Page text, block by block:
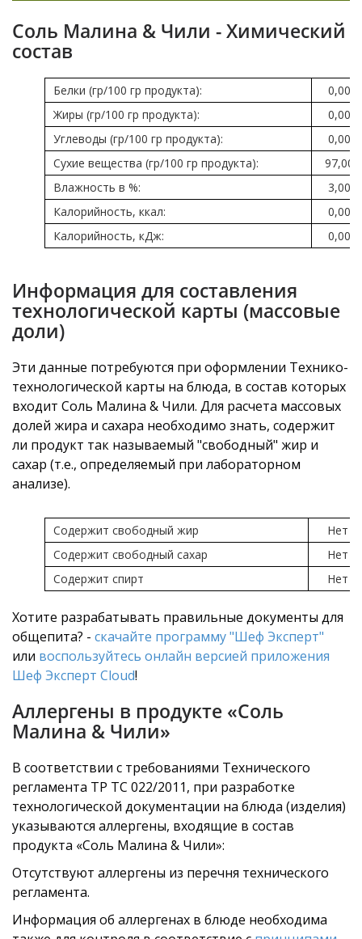
Соль Малина & Чили - Химический
состав
Белки (гр/100 гр продукта):
0,00
Жиры (гр/100 гр продукта):
0,00
Углеводы (гр/100 гр продукта):
0,00
Сухие вещества (гр/100 гр продукта):
97,00
Влажность в %:
3,00
Калорийность, ккал:
0,00
Калорийность, кДж:
0,00
Информация для составления
технологической карты (массовые
доли)
Эти данные потребуются при оформлении Технико-
технологической карты на блюда, в состав которых
входит Соль Малина & Чили. Для расчета массовых
долей жира и сахара необходимо знать, содержит
ли продукт так называемый "свободный" жир и
сахар (т.е., определяемый при лабораторном
анализе).
Содержит свободный жир
Нет
Содержит свободный сахар
Нет
Содержит спирт
Нет
Хотите разрабатывать правильные документы для
общепита? - скачайте программу "Шеф Эксперт"
или воспользуйтесь онлайн версией приложения
Шеф Эксперт Cloud!
Аллергены в продукте «Соль
Малина & Чили»
В соответствии с требованиями Технического
регламента ТР ТС 022/2011, при разработке
технологической документации на блюда (изделия)
указываются аллергены, входящие в состав
продукта «Соль Малина & Чили»:
Отсутствуют аллергены из перечня технического
регламента.
Информация об аллергенах в блюде необходима